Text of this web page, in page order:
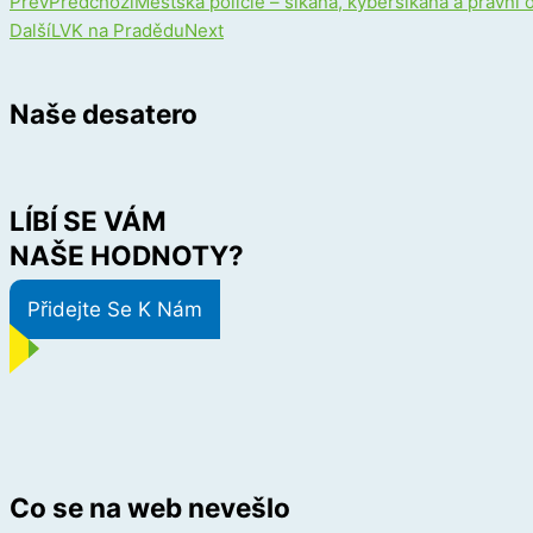
DalšíLVK na PraděduNext
Naše desatero
LÍBÍ SE VÁM
NAŠE HODNOTY?
Přidejte Se K Nám
Co se na web nevešlo